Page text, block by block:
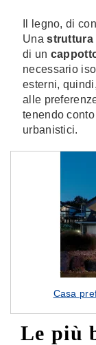
Il legno, di
Unastruttura
di un
necessario
esterni,
alle
tenendo
urbanistici.
Casa
Le più